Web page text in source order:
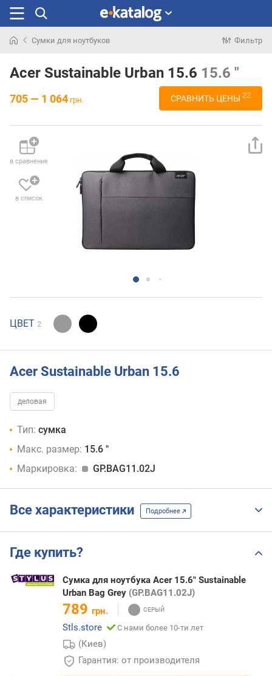
раньше
Сумки для ноутбуков Фильтр
Acer Sustainable Urban 15.6 15.6 "
705 — 1 064 грн. СРАВНИТЬ ЦЕНЫ 22
в сравнение
в список
ЦВЕТ 2
Acer Sustainable Urban 15.6
деловая
Тип: сумка
Макс. размер: 15.6 "
Маркировка:
GP.BAG11.02J
Все характеристики Подробнее
Где купить?
Сумка для ноутбука Acer 15.6" Sustainable
Urban Bag Grey (GP.BAG11.02J)
789 грн.
Stls.store
С нами более 10-ти лет
(Киев)
Гарантия: от производителя